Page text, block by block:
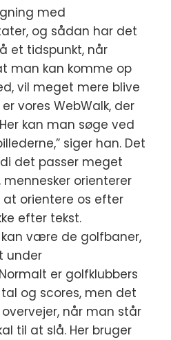
med
og sådan har det
et tidspunkt, når
man kan komme op
vil meget mere blive
vores WebWalk, der
kan man søge ved
siger han. Det
det passer meget
orienterer
at orientere os efter
efter tekst.
kan være de golfbaner,
under
er golfklubbers
og scores, men det
når man står
til at slå. Her bruger